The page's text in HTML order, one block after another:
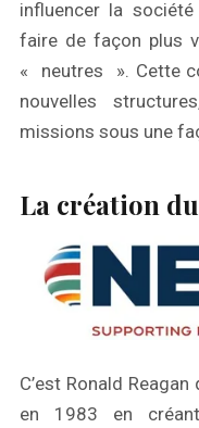
influencer la
faire de façon plus
« neutres ». Cette
nouvelles
missions sous une
La création
C’est Ronald
en 1983 en